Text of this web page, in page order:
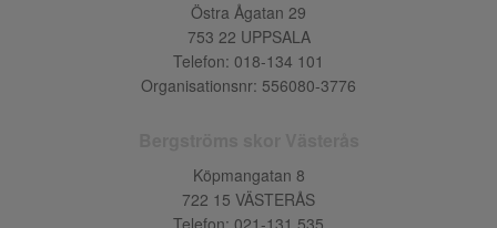
Östra Ågatan 29
753 22 UPPSALA
Telefon: 018-134 101
Organisationsnr: 556080-3776
Köpmangatan 8
722 15 VÄSTERÅS